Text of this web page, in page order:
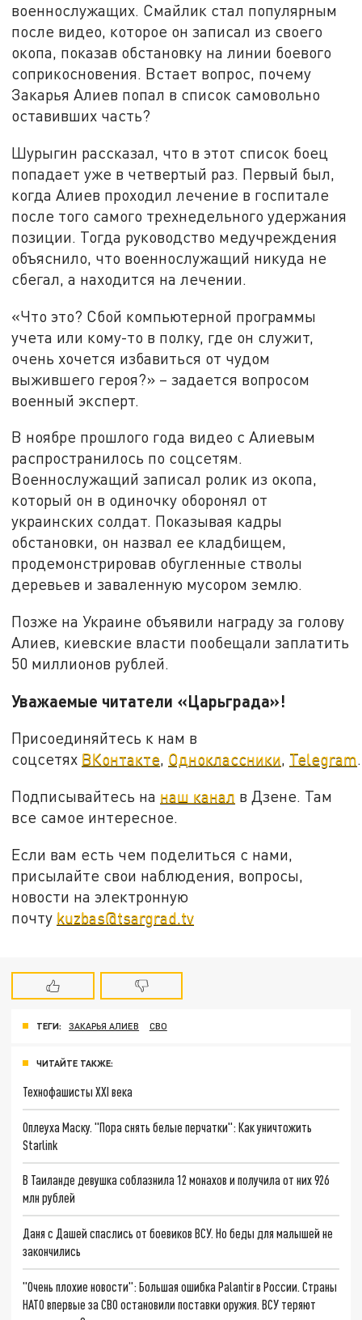
военнослужащих. Смайлик стал популярным
после видео, которое он записал из своего
окопа, показав обстановку на линии боевого
соприкосновения. Встает вопрос, почему
Закарья Алиев попал в список самовольно
оставивших часть?
Шурыгин рассказал, что в этот список боец
попадает уже в четвертый раз. Первый был,
когда Алиев проходил лечение в госпитале
после того самого трехнедельного удержания
позиции. Тогда руководство медучреждения
объяснило, что военнослужащий никуда не
сбегал, а находится на лечении.
«Что это? Сбой компьютерной программы
учета или кому-то в полку, где он служит,
очень хочется избавиться от чудом
выжившего героя?» – задается вопросом
военный эксперт.
В ноябре прошлого года видео с Алиевым
распространилось по соцсетям.
Военнослужащий записал ролик из окопа,
который он в одиночку оборонял от
украинских солдат. Показывая кадры
обстановки, он назвал ее кладбищем,
продемонстрировав обугленные стволы
деревьев и заваленную мусором землю.
Позже на Украине объявили награду за голову
Алиев, киевские власти пообещали заплатить
50 миллионов рублей.
Уважаемые читатели «Царьграда»!
Присоединяйтесь к нам в
соцсетях ВКонтакте, Одноклассники, Telegram.
Подписывайтесь на наш канал в Дзене. Там
все самое интересное.
Если вам есть чем поделиться с нами,
присылайте свои наблюдения, вопросы,
новости на электронную
почту kuzbas@tsargrad.tv
ТЕГИ: ЗАКАРЬЯ АЛИЕВ СВО
ЧИТАЙТЕ ТАКЖЕ:
Технофашисты XXI века
Оплеуха Маску. "Пора снять белые перчатки": Как уничтожить
Starlink
В Таиланде девушка соблазнила 12 монахов и получила от них 926
млн рублей
Даня с Дашей спаслись от боевиков ВСУ. Но беды для малышей не
закончились
"Очень плохие новости": Большая ошибка Palantir в России. Страны
НАТО впервые за СВО остановили поставки оружия. ВСУ теряют